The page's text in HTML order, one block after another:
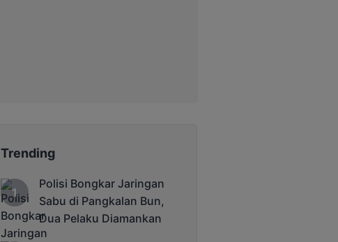
Trending
Polisi Bongkar Jaringan
Sabu di Pangkalan Bun,
Dua Pelaku Diamankan